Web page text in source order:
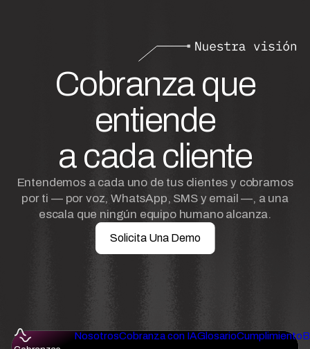
Cobranza que
entiende
a cada cliente
Entendemos a cada uno de tus clientes y cobramos
por ti — por voz, WhatsApp, SMS y email —, a una
escala que ningún equipo humano alcanza.
Solicita Una Demo
NosotrosCobranza con IAGlosarioCumplimiento